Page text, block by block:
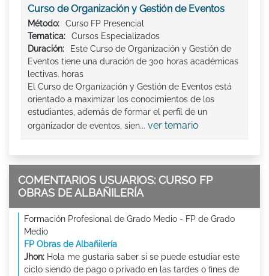
Curso de Organización y Gestión de Eventos
Método:
Curso FP Presencial
Tematica:
Cursos Especializados
Duración:
Este Curso de Organización y Gestión de
Eventos tiene una duración de 300 horas académicas
lectivas. horas
El Curso de Organización y Gestión de Eventos está
orientado a maximizar los conocimientos de los
estudiantes, además de formar el perfil de un
organizador de eventos, sien... ver temario
COMENTARIOS USUARIOS: CURSO FP
OBRAS DE ALBAÑILERÍA
Formación Profesional de Grado Medio - FP de Grado
Medio
FP Obras de Albañilería
Jhon: Hola me gustaría saber si se puede estudiar este
ciclo siendo de pago o privado en las tardes o fines de